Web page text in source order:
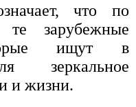
что по
зарубежные
ищут в
зеркальное
и жизни.